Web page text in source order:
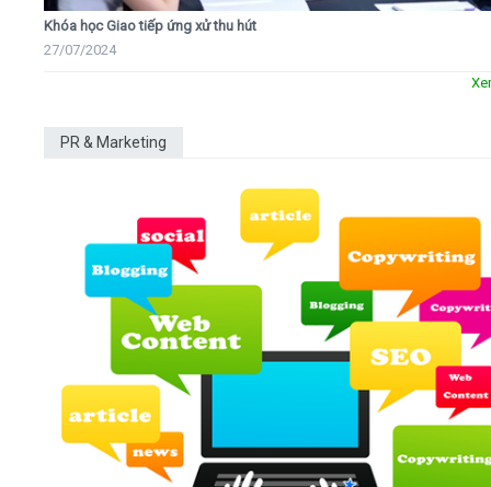
Khóa học Giao tiếp ứng xử thu hút
27/07/2024
PR & Marketing